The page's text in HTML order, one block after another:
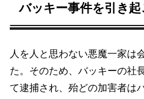
バッキー事件を引き
人を人と思わない悪魔一家は
た。そのため、バッキーの社
て逮捕され、殆どの加害者は